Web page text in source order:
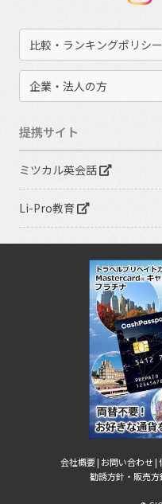
比較・ランキングポリシー
企業・法人の方
提携サイト
ミツカル英会話
Li-Pro教育
会社概要 | お問い合わせ |
勧誘方針・販売方